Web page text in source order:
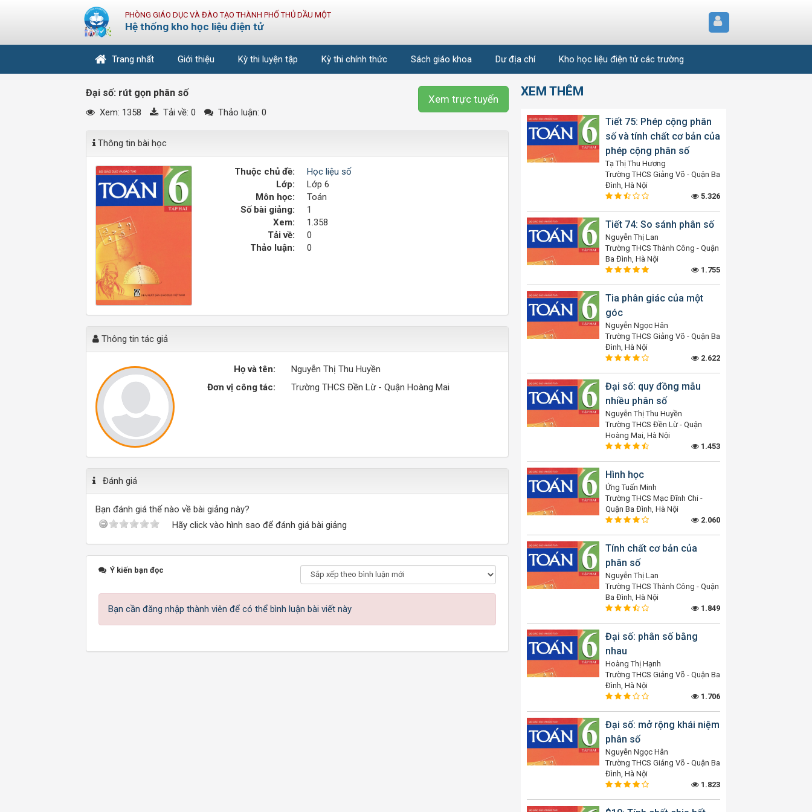
PHÒNG GIÁO DỤC VÀ ĐÀO TẠO THÀNH PHỐ THỦ DẦU MỘT
Hệ thống kho học liệu điện tử
Trang nhất Giới thiệu Kỳ thi luyện tập Kỳ thi chính thức Sách giáo khoa Dư địa chí Kho học liệu điện tử các trường
Xem trực tuyến
Đại số: rút gọn phân số
Xem: 1358 Tải về: 0 Thảo luận: 0
Thông tin bài học
Thuộc chủ đề:
Học liệu số
Lớp:
Lớp 6
Môn học:
Toán
Số bài giảng:
1
Xem:
1.358
Tải về:
0
Thảo luận:
0
Thông tin tác giả
Họ và tên:
Nguyễn Thị Thu Huyền
Đơn vị công tác:
Trường THCS Đền Lừ - Quận Hoàng Mai
Đánh giá
Bạn đánh giá thế nào về bài giảng này?
Hãy click vào hình sao để đánh giá bài giảng
Ý kiến bạn đọc
Bạn cần đăng nhập thành viên để có thể bình luận bài viết này
XEM THÊM
Tiết 75: Phép cộng phân
số và tính chất cơ bản của
phép cộng phân số
Tạ Thị Thu Hương
Trường THCS Giảng Võ - Quận Ba
Đình, Hà Nội
5.326
Tiết 74: So sánh phân số
Nguyễn Thị Lan
Trường THCS Thành Công - Quận
Ba Đình, Hà Nội
1.755
Tia phân giác của một
góc
Nguyễn Ngọc Hân
Trường THCS Giảng Võ - Quận Ba
Đình, Hà Nội
2.622
Đại số: quy đồng mẫu
nhiều phân số
Nguyễn Thị Thu Huyền
Trường THCS Đền Lừ - Quận
Hoàng Mai, Hà Nội
1.453
Hình học
Ứng Tuấn Minh
Trường THCS Mạc Đĩnh Chi -
Quận Ba Đình, Hà Nội
2.060
Tính chất cơ bản của
phân số
Nguyễn Thị Lan
Trường THCS Thành Công - Quận
Ba Đình, Hà Nội
1.849
Đại số: phân số bằng
nhau
Hoàng Thị Hạnh
Trường THCS Giảng Võ - Quận Ba
Đình, Hà Nội
1.706
Đại số: mở rộng khái niệm
phân số
Nguyễn Ngọc Hân
Trường THCS Giảng Võ - Quận Ba
Đình, Hà Nội
1.823